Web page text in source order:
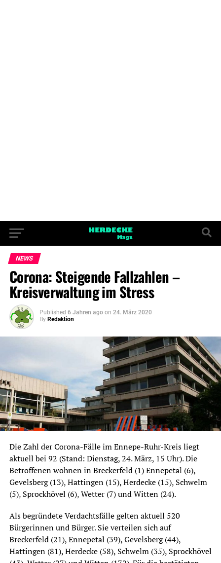
NEWS
Corona: Steigende Fallzahlen –
Kreisverwaltung im Stress
Published 6 Jahren ago on 24. März 2020
By Redaktion
Die Zahl der Corona-Fälle im Ennepe-Ruhr-Kreis liegt
aktuell bei 92 (Stand: Dienstag, 24. März, 15 Uhr). Die
Betroffenen wohnen in Breckerfeld (1) Ennepetal (6),
Gevelsberg (13), Hattingen (15), Herdecke (15), Schwelm
(5), Sprockhövel (6), Wetter (7) und Witten (24).
Als begründete Verdachtsfälle gelten aktuell 520
Bürgerinnen und Bürger. Sie verteilen sich auf
Breckerfeld (21), Ennepetal (39), Gevelsberg (44),
Hattingen (81), Herdecke (58), Schwelm (35), Sprockhövel